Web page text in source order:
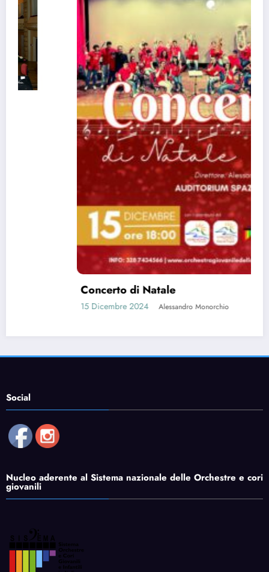
Concerto di Natale
15 Dicembre 2024 Alessandro Monorchio
Social
Nucleo aderente al Sistema nazionale delle Orchestre e cori
giovanili